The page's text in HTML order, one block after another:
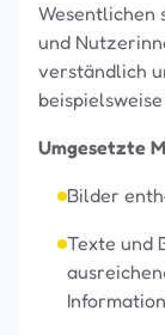
Wesentlichen
und
verständlich
Umgesetzte
Bilder
Texte und